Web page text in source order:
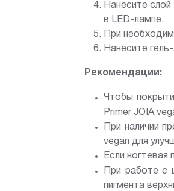
Нанесите слой
в LED-лампе.
При
Нанесите
Рекомендации:
Чтобы
Primer JOIA
При наличии
vegan для
Если ногтевая
При работе с
пигмента